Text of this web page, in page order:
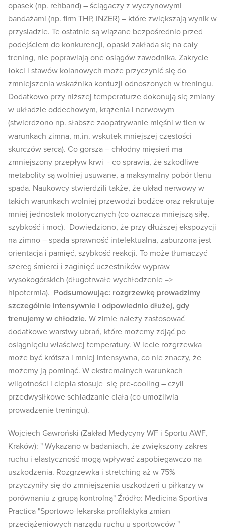
opasek (np. rehband) – ściągaczy z wyczynowymi
bandażami (np. firm THP, INZER) – które zwiększają wynik w
przysiadzie. Te ostatnie są wiązane bezpośrednio przed
podejściem do konkurencji, opaski zakłada się na cały
trening, nie poprawiają one osiągów zawodnika. Zakrycie
łokci i stawów kolanowych może przyczynić się do
zmniejszenia wskaźnika kontuzji odnoszonych w treningu.
Dodatkowo przy niższej temperaturze dokonują się zmiany
w układzie oddechowym, krążenia i nerwowym
(stwierdzono np. słabsze zaopatrywanie mięśni w tlen w
warunkach zimna, m.in. wskutek mniejszej częstości
skurczów serca). Co gorsza – chłodny mięsień ma
zmniejszony przepływ krwi - co sprawia, że szkodliwe
metabolity są wolniej usuwane, a maksymalny pobór tlenu
spada. Naukowcy stwierdzili także, że układ nerwowy w
takich warunkach wolniej przewodzi bodźce oraz rekrutuje
mniej jednostek motorycznych (co oznacza mniejszą siłę,
szybkość i moc). Dowiedziono, że przy dłuższej ekspozycji
na zimno – spada sprawność intelektualna, zaburzona jest
orientacja i pamięć, szybkość reakcji. To może tłumaczyć
szereg śmierci i zaginięć uczestników wypraw
wysokogórskich (długotrwałe wychłodzenie =>
hipotermia). Podsumowując: rozgrzewkę prowadzimy
szczególnie intensywnie i odpowiednio dłużej, gdy
trenujemy w chłodzie. W zimie należy zastosować
dodatkowe warstwy ubrań, które możemy zdjąć po
osiągnięciu właściwej temperatury. W lecie rozgrzewka
może być krótsza i mniej intensywna, co nie znaczy, że
możemy ją pominąć. W ekstremalnych warunkach
wilgotności i ciepła stosuje się pre-cooling – czyli
przedwysiłkowe schładzanie ciała (co umożliwia
prowadzenie treningu).
Wojciech Gawroński (Zakład Medycyny WF i Sportu AWF,
Kraków): " Wykazano w badaniach, że zwiększony zakres
ruchu i elastyczność mogą wpływać zapobiegawczo na
uszkodzenia. Rozgrzewka i stretching aż w 75%
przyczyniły się do zmniejszenia uszkodzeń u piłkarzy w
porównaniu z grupą kontrolną" Źródło: Medicina Sportiva
Practica "Sportowo-lekarska profilaktyka zmian
przeciążeniowych narządu ruchu u sportowców "